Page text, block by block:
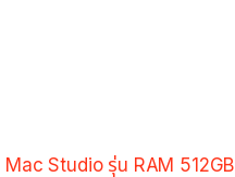
Mac Studio รุ่น RAM 512GB